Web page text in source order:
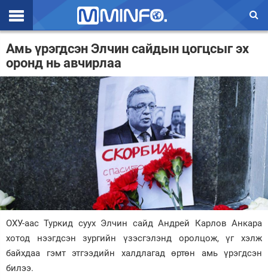
Эхлэл
Цаг агаар
Валют ханш
Улс төр
Эдийн засаг
Үзэл бодол
Спорт
Нийгэм
Дэлхий
Амь үрэгдсэн Элчин сайдын цогцсыг эх
оронд нь авчирлаа
ОХУ-аас Туркид суух Элчин сайд Андрей Карлов Анкара
хотод нээгдсэн зургийн үзэсгэлэнд оролцож, үг хэлж
байхдаа гэмт этгээдийн халдлагад өртөн амь үрэгдсэн
билээ.